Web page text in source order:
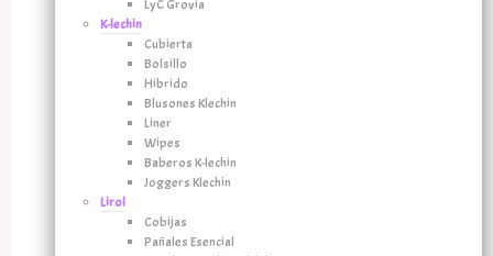
LyC Grovia
K-lechin
Cubierta
Bolsillo
Hibrido
Blusones Klechin
Liner
Wipes
Baberos K-lechin
Joggers Klechin
Lirol
Cobijas
Pañales Esencial